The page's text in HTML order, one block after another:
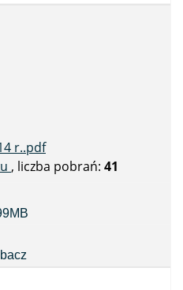
r..pdf
, liczba pobrań: 41